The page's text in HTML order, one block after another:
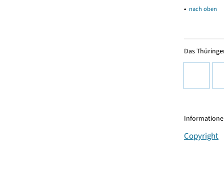
▴ nach oben
Das
Copyright